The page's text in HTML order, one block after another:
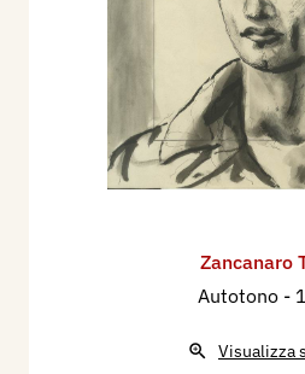
Zancanaro
Autotono -
Visualizza